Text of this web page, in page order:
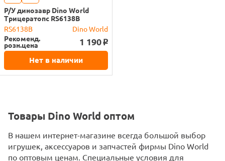
Р/У динозавр Dino World
Трицератопс RS6138B
RS6138B
Dino World
Рекоменд.
розн.цена 1 190 o
Нет в наличии
Товары Dino World оптом
В нашем интернет-магазине всегда большой выбор
игрушек, аксессуаров и запчастей фирмы Dino World
по оптовым ценам. Специальные условия для